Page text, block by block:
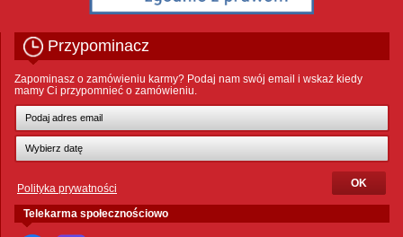
Przypominacz
Zapominasz o zamówieniu karmy? Podaj nam swój email i wskaż kiedy
mamy Ci przypomnieć o zamówieniu.
Polityka prywatności
Telekarma społecznościowo